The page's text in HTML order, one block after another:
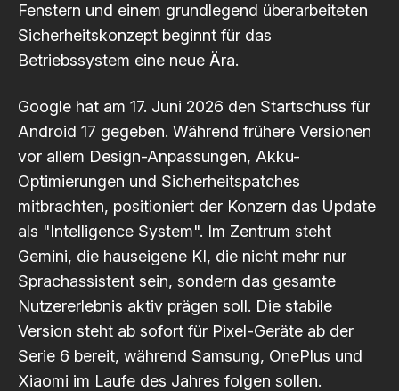
Fenstern und einem grundlegend überarbeiteten
Sicherheitskonzept beginnt für das
Betriebssystem eine neue Ära.
Google hat am 17. Juni 2026 den Startschuss für
Android 17 gegeben. Während frühere Versionen
vor allem Design-Anpassungen, Akku-
Optimierungen und Sicherheitspatches
mitbrachten, positioniert der Konzern das Update
als "Intelligence System". Im Zentrum steht
Gemini, die hauseigene KI, die nicht mehr nur
Sprachassistent sein, sondern das gesamte
Nutzererlebnis aktiv prägen soll. Die stabile
Version steht ab sofort für Pixel-Geräte ab der
Serie 6 bereit, während Samsung, OnePlus und
Xiaomi im Laufe des Jahres folgen sollen.